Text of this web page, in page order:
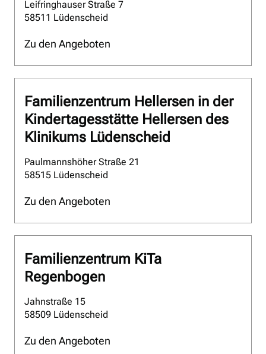
Leifringhauser Straße 7
58511 Lüdenscheid
Zu den Angeboten
Familienzentrum Hellersen in der
Kindertagesstätte Hellersen des
Klinikums Lüdenscheid
Paulmannshöher Straße 21
58515 Lüdenscheid
Zu den Angeboten
Familienzentrum KiTa
Regenbogen
Jahnstraße 15
58509 Lüdenscheid
Zu den Angeboten